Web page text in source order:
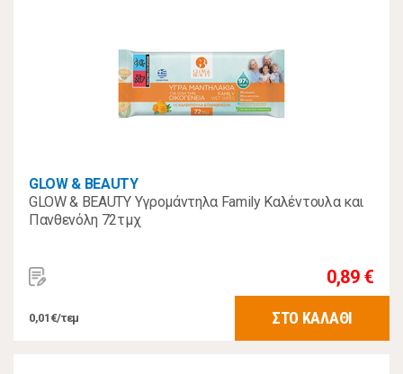
GLOW & BEAUTY
GLOW & BEAUTY Υγρομάντηλα Family Καλέντουλα και
Πανθενόλη 72τμχ
0,89 €
0,01€/τεμ ΣΤΟ ΚΑΛΑΘΙ